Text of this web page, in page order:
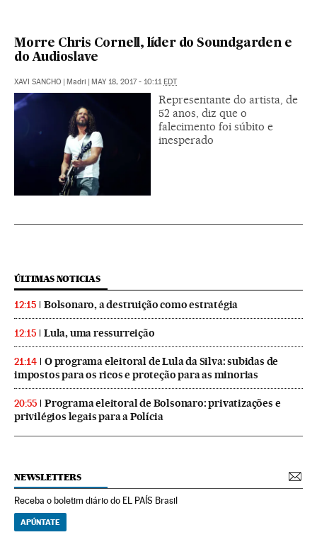
Morre Chris Cornell, líder do Soundgarden e
do Audioslave
XAVI SANCHO Madri MAY 18, 2017 - 10:11 EDT
Representante do artista, de
52 anos, diz que o
falecimento foi súbito e
inesperado
ÚLTIMAS NOTICIAS
12:15 Bolsonaro, a destruição como estratégia
12:15 Lula, uma ressurreição
21:14
O programa eleitoral de Lula da Silva: subidas de
impostos para os ricos e proteção para as minorias
20:55
Programa eleitoral de Bolsonaro: privatizações e
privilégios legais para a Polícia
NEWSLETTERS
Receba o boletim diário do EL PAÍS Brasil
APÚNTATE